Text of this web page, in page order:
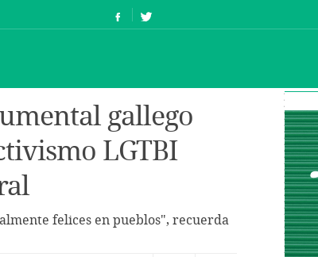
gallego
LGTBI
felices en pueblos", recuerda